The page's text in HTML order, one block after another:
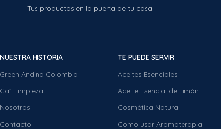
Tus productos en la puerta de tu casa.
NUESTRA HISTORIA
Green Andina Colombia
Ga1 Limpieza
Nosotros
Contacto
TE PUEDE SERVIR
Aceites Esenciales
Aceite Esencial de Limón
Cosmética Natural
Como usar Aromaterapia